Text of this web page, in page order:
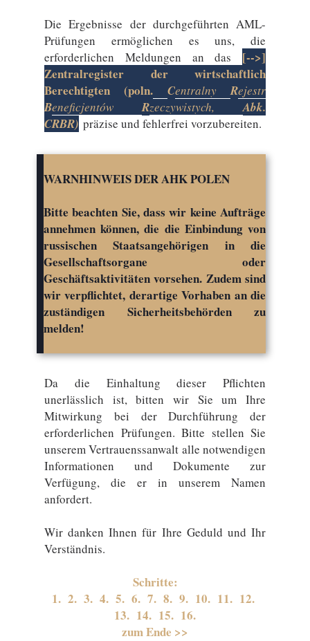
Die Ergebnisse der durchgeführten AML-
Prüfungen ermöglichen es uns, die
erforderlichen Meldungen an das [-->]
Zentralregister der wirtschaftlich
Berechtigten (poln.
CentralnyRejestr
BeneficjentówRzeczywistych,Abk.
CRBR) präzise und fehlerfrei vorzubereiten.
WARNHINWEIS DER AHK POLEN
Bitte beachten Sie, dass wir keine Aufträge
annehmen können, die die Einbindung von
russischen Staatsangehörigen in die
Gesellschaftsorgane oder
Geschäftsaktivitäten vorsehen. Zudem sind
wir verpflichtet, derartige Vorhaben an die
zuständigen Sicherheitsbehörden zu
melden!
Da die Einhaltung dieser Pflichten
unerlässlich ist, bitten wir Sie um Ihre
Mitwirkung bei der Durchführung der
erforderlichen Prüfungen. Bitte stellen Sie
unserem Vertrauenssanwalt alle notwendigen
Informationen und Dokumente zur
Verfügung, die er in unserem Namen
anfordert.
Wir danken Ihnen für Ihre Geduld und Ihr
Verständnis.
Schritte:
1. 2. 3. 4. 5. 6. 7. 8. 9. 10. 11. 12.
13. 14. 15. 16.
zum Ende >>